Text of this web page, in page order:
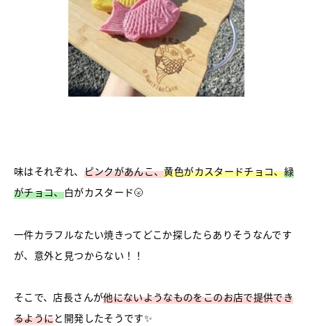
味はそれぞれ、 ピンクがあんこ、黄色がカスタードチョコ、緑
がチョコ、白がカスタード🌝
一件カラフルなたい焼きってどこか探したらありそうなんです
が、意外と見つからない！！
そこで、店長さんが他にないようなものをこのお店で提供でき
るようにと開発したそうです✨